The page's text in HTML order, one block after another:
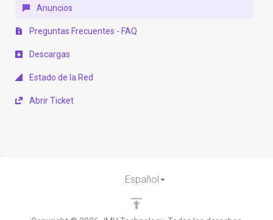
Anuncios
Preguntas Frecuentes - FAQ
Descargas
Estado de la Red
Abrir Ticket
Español